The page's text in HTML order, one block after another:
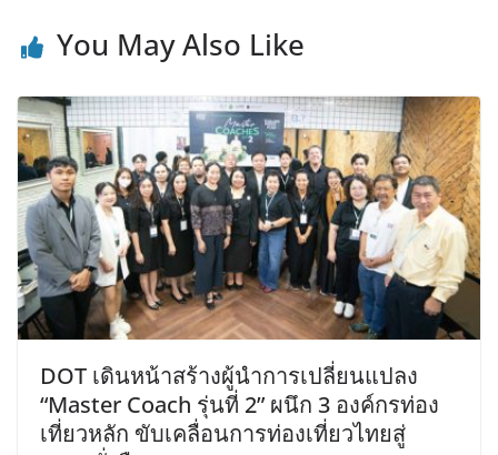
You May Also Like
DOT เดินหน้าสร้างผู้นำการเปลี่ยนแปลง
“Master Coach รุ่นที่ 2” ผนึก 3 องค์กรท่อง
เที่ยวหลัก ขับเคลื่อนการท่องเที่ยวไทยสู่